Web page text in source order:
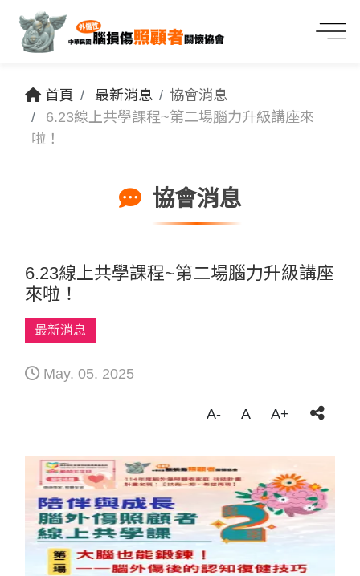
首頁 最新消息
協會消息
6.23線上共學課程~第二場腦力升級講座來
啦！
協會消息
6.23線上共學課程~第二場腦力升級講座
來啦！
最新消息
May. 05. 2025
A- A A+